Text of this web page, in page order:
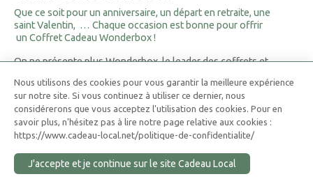
Que ce soit pour un anniversaire, un départ en retraite, une
saint Valentin, … Chaque occasion est bonne pour offrir
un Coffret Cadeau Wonderbox !
On ne présente plus Wonderbox, le leader des coffrets et
box cadeaux ! Que ce soit pour un anniversaire, un départ en
retraite, une saint Valentin,la fête des Mères et Pères …
Chaque occasion est bonne pour offrir un Coffret Cadeau
Wonderbox !
Nous utilisons des cookies pour vous garantir la meilleure expérience
sur notre site. Si vous continuez à utiliser ce dernier, nous
considérerons que vous acceptez l'utilisation des cookies. Pour en
savoir plus, n'hésitez pas à lire notre page relative aux cookies :
https://www.cadeau-local.net/politique-de-confidentialite/
J'accepte et je continue sur le site Cadeau Local